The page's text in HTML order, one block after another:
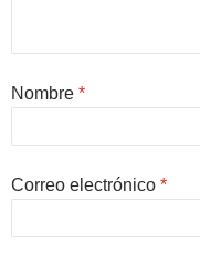
Nombre *
Correo electrónico *